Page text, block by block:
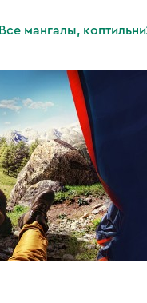
Все мангалы, коптильни